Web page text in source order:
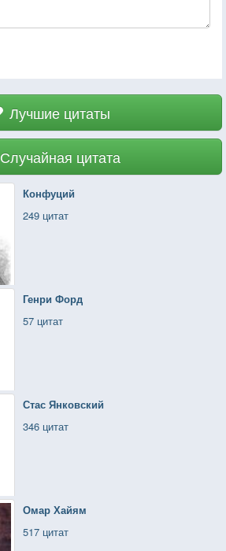
Лучшие цитаты
Случайная цитата
Конфуций
249 цитат
Генри Форд
57 цитат
Стас Янковский
346 цитат
Омар Хайям
517 цитат